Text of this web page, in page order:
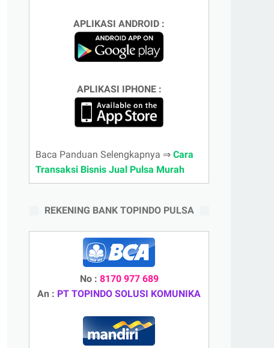
APLIKASI ANDROID :
APLIKASI IPHONE :
Baca Panduan Selengkapnya ⇒ Cara
Transaksi Bisnis Jual Pulsa Murah
REKENING BANK TOPINDO PULSA
No : 8170 977 689
An : PT TOPINDO SOLUSI KOMUNIKA